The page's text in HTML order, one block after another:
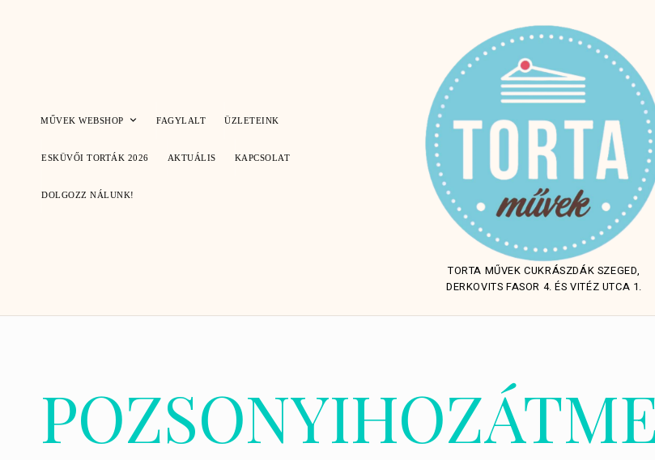
MŰVEK WEBSHOP FAGYLALT ÜZLETEINK
ESKÜVŐI TORTÁK 2026 AKTUÁLIS KAPCSOLAT
DOLGOZZ NÁLUNK!
TORTA MŰVEK CUKRÁSZDÁK SZEGED,
DERKOVITS FASOR 4. ÉS VITÉZ UTCA 1.